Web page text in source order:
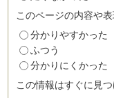
このページの内容や
分かりやすかった
ふつう
分かりにくかった
この情報はすぐに見